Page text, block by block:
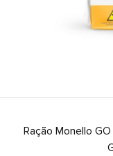
Ração Monello